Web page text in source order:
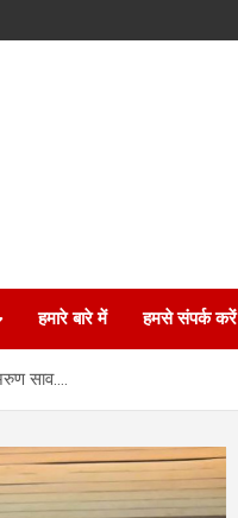
हमारे बारे में हमसे संपर्क करें
साव….